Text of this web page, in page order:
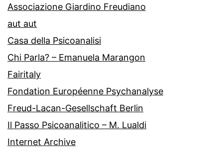
Associazione Giardino Freudiano
aut aut
Casa della Psicoanalisi
Chi Parla? – Emanuela Marangon
Fairitaly
Fondation Européenne Psychanalyse
Freud-Lacan-Gesellschaft Berlin
Il Passo Psicoanalitico – M. Lualdi
Internet Archive